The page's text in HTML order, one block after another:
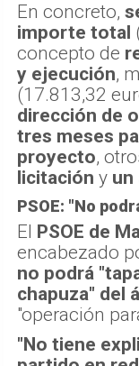
En concreto,
importe total
concepto de
y ejecución,
(17.813,32
dirección de
tres meses
proyecto,
licitación y un
PSOE: "No
El PSOE de
encabezado
no podrá
chapuza" del
"operación
"No tiene